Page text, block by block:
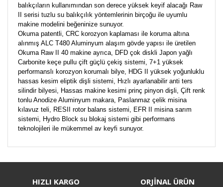
balıkçıların kullanımından son derece yüksek keyif alacağı Raw
II serisi tuzlu su balıkçılık yöntemlerinin birçoğu ile uyumlu
makine modelini beğeninize sunuyor.
Okuma patentli, CRC korozyon kaplaması ile koruma altına
alınmış ALC T480 Aluminyum alaşım gövde yapısı ile üretilen
Okuma Raw II 40 makine ayrıca, DFD çok diskli Japon yağlı
Carbonite keçe pullu çift güçlü çekiş sistemi, 7+1 yüksek
performanslı korozyon korumalı bilye, HDG II yüksek yoğunluklu
hassas kesim eliptik dişli sistemi, Hızlı ayarlanabilir anti ters
silindir bilyesi, Hassas makine kesimi prinç pinyon dişli, Çift renk
tonlu Anodize Aluminyum makara, Paslanmaz çelik misina
kılavuz teli, RESII rotor balans sistemi, EFR II misina sarım
sistemi, Hydro Block su blokaj sistemi gibi performans
teknolojileri ile mükemmel av keyfi sunuyor.
HIZLI KARGO ORJİNAL ÜRÜN